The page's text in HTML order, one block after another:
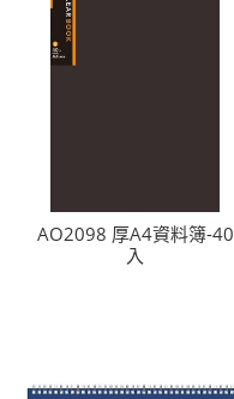
AO2098 厚A4資料簿-40
入